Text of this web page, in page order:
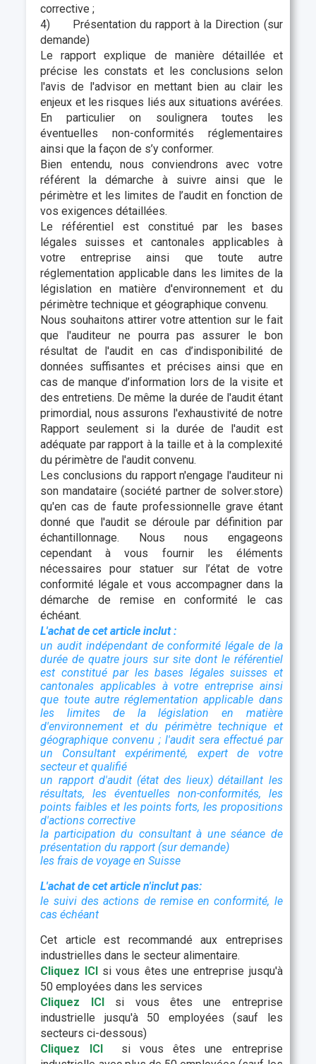
corrective ;
4) Présentation du rapport à la Direction (sur
demande)
Le rapport explique de manière détaillée et
précise les constats et les conclusions selon
l'avis de l'advisor en mettant bien au clair les
enjeux et les risques liés aux situations avérées.
En particulier on soulignera toutes les
éventuelles non-conformités réglementaires
ainsi que la façon de s’y conformer.
Bien entendu, nous conviendrons avec votre
référent la démarche à suivre ainsi que le
périmètre et les limites de l’audit en fonction de
vos exigences détaillées.
Le référentiel est constitué par les bases
légales suisses et cantonales applicables à
votre entreprise ainsi que toute autre
réglementation applicable dans les limites de la
législation en matière d'environnement et du
périmètre technique et géographique convenu.
Nous souhaitons attirer votre attention sur le fait
que l'auditeur ne pourra pas assurer le bon
résultat de l'audit en cas d’indisponibilité de
données suffisantes et précises ainsi que en
cas de manque d’information lors de la visite et
des entretiens. De même la durée de l'audit étant
primordial, nous assurons l'exhaustivité de notre
Rapport seulement si la durée de l'audit est
adéquate par rapport à la taille et à la complexité
du périmètre de l'audit convenu.
Les conclusions du rapport n'engage l'auditeur ni
son mandataire (société partner de solver.store)
qu'en cas de faute professionnelle grave étant
donné que l'audit se déroule par définition par
échantillonnage. Nous nous engageons
cependant à vous fournir les éléments
nécessaires pour statuer sur l’état de votre
conformité légale et vous accompagner dans la
démarche de remise en conformité le cas
échéant.
L'achat de cet article inclut :
un audit indépendant de conformité légale de la
durée de quatre jours sur site dont le référentiel
est constitué par les bases légales suisses et
cantonales applicables à votre entreprise ainsi
que toute autre réglementation applicable dans
les limites de la législation en matière
d'environnement et du périmètre technique et
géographique convenu ; l'audit sera effectué par
un Consultant expérimenté, expert de votre
secteur et qualifié
un rapport d'audit (état des lieux) détaillant les
résultats, les éventuelles non-conformités, les
points faibles et les points forts, les propositions
d'actions corrective
la participation du consultant à une séance de
présentation du rapport (sur demande)
les frais de voyage en Suisse
L'achat de cet article n'inclut pas:
le suivi des actions de remise en conformité, le
cas échéant
Cet article est recommandé aux entreprises
industrielles dans le secteur alimentaire.
Cliquez ICIsi vous êtes une entreprise jusqu'à
50 employées dans les services
Cliquez ICIsi vous êtes une entreprise
industrielle jusqu'à 50 employées (sauf les
secteurs ci-dessous)
Cliquez ICIsi vous êtes une entreprise